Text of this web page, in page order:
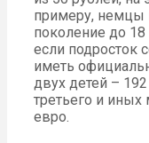
примеру, немцы
поколение до 18
если подросток
иметь
двух детей –
третьего и
евро.